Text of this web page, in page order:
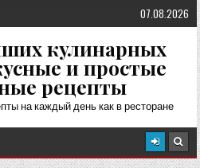
07.08.2026
кулинарных
и простые
рецепты
на каждый день как в ресторане